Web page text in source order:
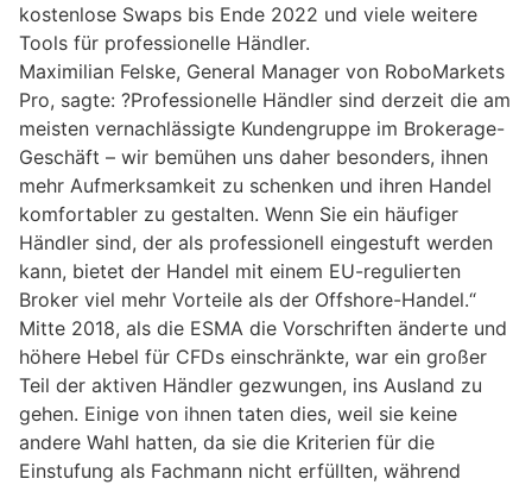
kostenlose Swaps bis Ende 2022 und viele weitere
Tools für professionelle Händler.
Maximilian Felske, General Manager von RoboMarkets
Pro, sagte: ?Professionelle Händler sind derzeit die am
meisten vernachlässigte Kundengruppe im Brokerage-
Geschäft – wir bemühen uns daher besonders, ihnen
mehr Aufmerksamkeit zu schenken und ihren Handel
komfortabler zu gestalten. Wenn Sie ein häufiger
Händler sind, der als professionell eingestuft werden
kann, bietet der Handel mit einem EU-regulierten
Broker viel mehr Vorteile als der Offshore-Handel.“
Mitte 2018, als die ESMA die Vorschriften änderte und
höhere Hebel für CFDs einschränkte, war ein großer
Teil der aktiven Händler gezwungen, ins Ausland zu
gehen. Einige von ihnen taten dies, weil sie keine
andere Wahl hatten, da sie die Kriterien für die
Einstufung als Fachmann nicht erfüllten, während